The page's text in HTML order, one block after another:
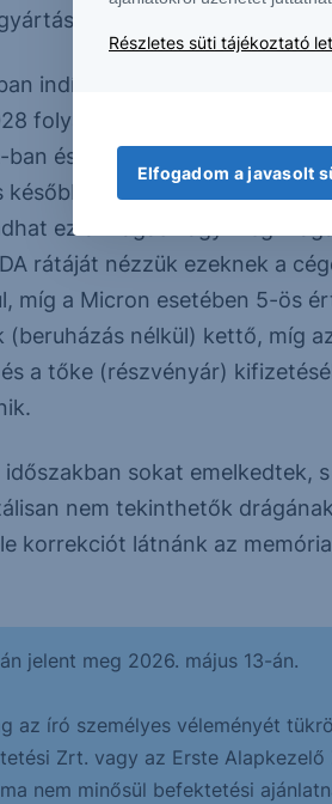
felfuttatása.
indított el egy 12,85 milliárd
folyamán futhat fel a
és Szingapúrban is. Az
indulhat el, mint az SK
ez a magas vagy még
rátáját nézzük ezeknek a
míg a Micron esetében 5-ös
(beruházás nélkül) kettő, míg
a tőke (részvényár)
sokat emelkedtek,
nem tekinthetők
korrekciót látnánk az
jelent meg 2026. május 13-án.
az író személyes véleményét
Zrt. vagy az Erste
nem minősül befektetési
Részletes süti tájékoztató
Elfogadom a javasolt